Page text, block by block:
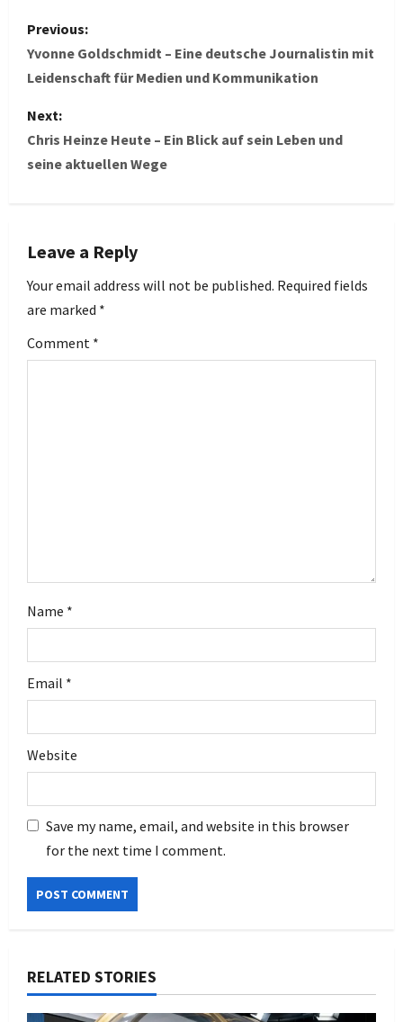
P
o
t
n
v
i
g
a
Previous:
Yvonne Goldschmidt – Eine deutsche Journalistin mit
Leidenschaft für Medien und Kommunikation
Next:
Chris Heinze Heute – Ein Blick auf sein Leben und
seine aktuellen Wege
Leave a Reply
Your email address will not be published. Required fields
are marked *
Comment *
Name *
Email *
Website
Save my name, email, and website in this browser
for the next time I comment.
RELATED STORIES